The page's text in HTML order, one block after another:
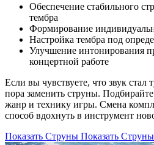
Обеспечение стабильного
тембра
Формирование
Настройка тембра под
Улучшение интонирования
концертной работе
Если вы чувствуете, что звук стал
пора заменить струны.
жанр и технику игры. Смена
способ вдохнуть в инструмент
Показать Струны Показать Струны